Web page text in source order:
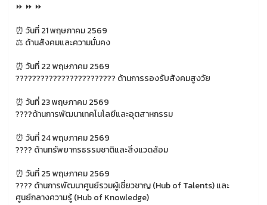
⏩️ ⏩️ ⏩️
⏰ วันที่ 21 พฤษภาคม 2569
⚖️ ด้านสังคมและความมั่นคง
⏰ วันที่ 22 พฤษภาคม 2569
????????‍????????????‍???? ด้านการรองรับสังคมสูงวัย
⏰ วันที่ 23 พฤษภาคม 2569
????ด้านการพัฒนาเทคโนโลยีและอุตสาหกรรม
⏰ วันที่ 24 พฤษภาคม 2569
???? ด้านทรัพยากรธรรมชาติและสิ่งแวดล้อม
⏰ วันที่ 25 พฤษภาคม 2569
???? ด้านการพัฒนาศูนย์รวมผู้เชี่ยวชาญ (Hub of Talents) และ
ศูนย์กลางความรู้ (Hub of Knowledge)